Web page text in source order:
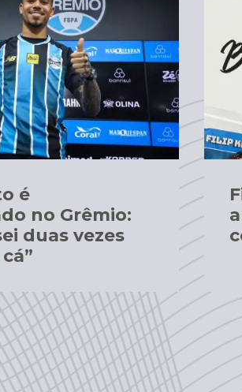
é
no Grêmio:
duas vezes